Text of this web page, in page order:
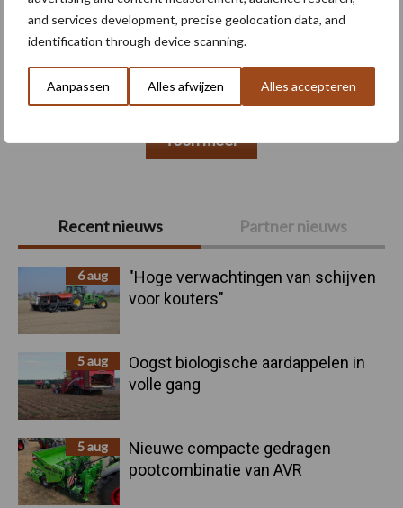
and services development, precise geolocation data, and
identification through device scanning.
Aanpassen Alles afwijzen Alles accepteren
Primaire
Sidebar
Recent nieuws Partner nieuws
6 aug
"Hoge verwachtingen van schijven
voor kouters"
5 aug
Oogst biologische aardappelen in
volle gang
5 aug
Nieuwe compacte gedragen
pootcombinatie van AVR
Kunstmeststrooier Pootmachine
Toon meer